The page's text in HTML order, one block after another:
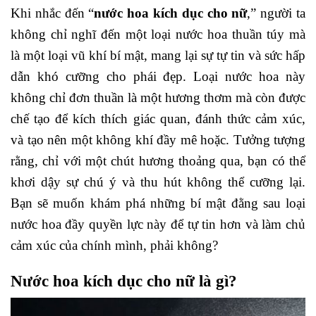
Khi nhắc đến “nước hoa kích dục cho nữ,” người ta
không chỉ nghĩ đến một loại nước hoa thuần túy mà
là một loại vũ khí bí mật, mang lại sự tự tin và sức hấp
dẫn khó cưỡng cho phái đẹp. Loại nước hoa này
không chỉ đơn thuần là một hương thơm mà còn được
chế tạo để kích thích giác quan, đánh thức cảm xúc,
và tạo nên một không khí đầy mê hoặc. Tưởng tượng
rằng, chỉ với một chút hương thoảng qua, bạn có thể
khơi dậy sự chú ý và thu hút không thể cưỡng lại.
Bạn sẽ muốn khám phá những bí mật đằng sau loại
nước hoa đầy quyền lực này để tự tin hơn và làm chủ
cảm xúc của chính mình, phải không?
Nước hoa kích dục cho nữ là gì?